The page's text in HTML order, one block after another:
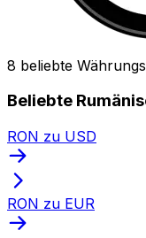
8 beliebte
Beliebte
RON zu USD
RON zu EUR